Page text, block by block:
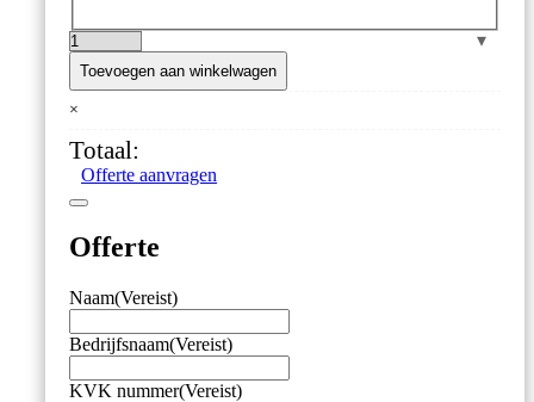
Draagbare
Thermohygrometer
6100
–
Sonde
±3
aantal
Toevoegen aan winkelwagen
×
Totaal:
Offerte aanvragen
Offerte
Naam(Vereist)
Bedrijfsnaam(Vereist)
KVK nummer(Vereist)